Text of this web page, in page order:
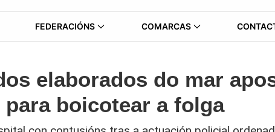
FEDERACIÓNS COMARCAS
elaborados do mar
boicotear a folga